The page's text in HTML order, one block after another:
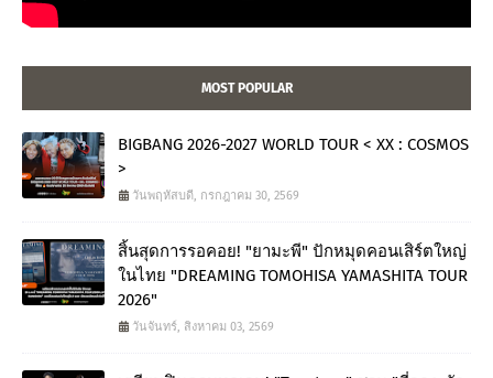
MOST POPULAR
BIGBANG 2026-2027 WORLD TOUR < XX : COSMOS
>
วันพฤหัสบดี, กรกฎาคม 30, 2569
สิ้นสุดการรอคอย! "ยามะพี" ปักหมุดคอนเสิร์ตใหญ่
ในไทย "DREAMING TOMOHISA YAMASHITA TOUR
2026"
วันจันทร์, สิงหาคม 03, 2569